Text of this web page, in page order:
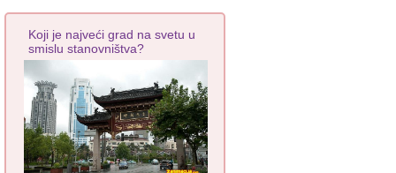
Koji je najveći grad na svetu u
smislu stanovništva?